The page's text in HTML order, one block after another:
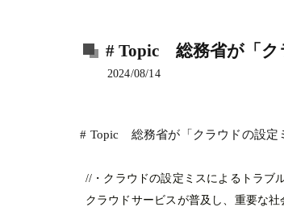
# Topic 総務省が「ク
2024/08/14
# Topic 総務省が「クラウドの設
// ・クラウドの設定ミスによるトラブ
クラウドサービスが普及し、重要な